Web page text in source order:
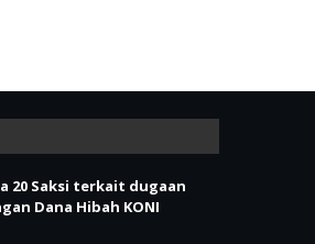
20 Saksi terkait dugaan
Dana Hibah KONI